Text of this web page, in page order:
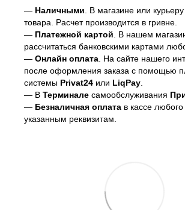
— Наличными. В магазине или
товара. Расчет производится в гривне.
— Платежной картой. В нашем
рассчитаться банковскими картами
— Онлайн оплата. На сайте нашего
после оформления заказа с помощью
системы Privat24 или LiqPay.
— В Терминале самообслуживания
— Безналичная оплата в кассе
указанным реквизитам.